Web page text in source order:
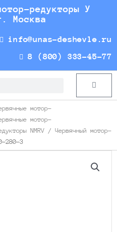
редукторы У
Москва
info@unas-deshevle.ru
8 (800) 333-45-77
Cart
мотор-
мотор-
NMRV / Червячный мотор-
280-3